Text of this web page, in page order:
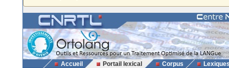
Accueil Portail lexical Corpus